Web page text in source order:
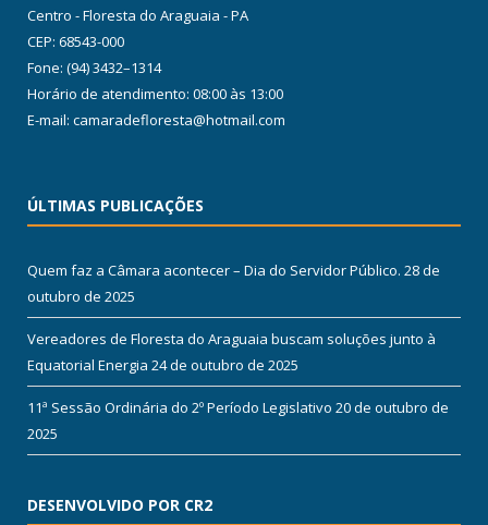
Centro - Floresta do Araguaia - PA
CEP: 68543-000
Fone: (94) 3432–1314
Horário de atendimento: 08:00 às 13:00
E-mail: camaradefloresta@hotmail.com
ÚLTIMAS PUBLICAÇÕES
Quem faz a Câmara acontecer – Dia do Servidor Público. 28 de
outubro de 2025
Vereadores de Floresta do Araguaia buscam soluções junto à
Equatorial Energia 24 de outubro de 2025
11ª Sessão Ordinária do 2º Período Legislativo 20 de outubro de
2025
DESENVOLVIDO POR CR2